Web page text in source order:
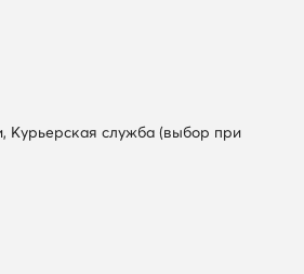
Курьерская служба (выбор при